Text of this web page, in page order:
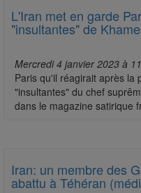
L'Iran met en garde
"insultantes" de
Mercredi 4 janvier 2023 à
Paris qu'il réagirait après la
"insultantes" du chef
dans le magazine satirique
Iran: un membre des
abattu à Téhéran